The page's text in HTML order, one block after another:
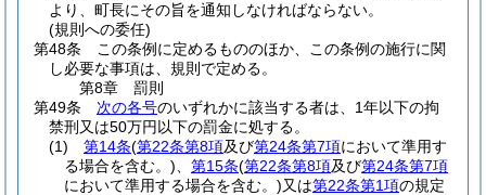
より、町長にその旨を通知しなければならない。
(規則への委任)
第48条
この条例に定めるもののほか、この条例の施行に関
し必要な事項は、規則で定める。
第8章
罰則
第49条
次の各号のいずれかに該当する者は、1年以下の拘
禁刑又は50万円以下の罰金に処する。
(1)
第14条(第22条第8項及び第24条第7項において準用す
る場合を含む。)
第15条(第22条第8項及び第24条第7項
において準用する場合を含む。)又は第22条第1項の規定